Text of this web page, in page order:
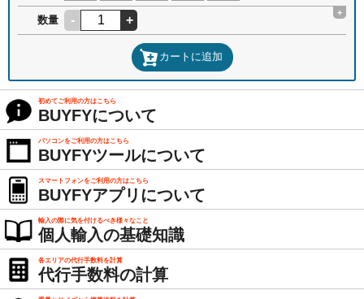
数量 - +
+
カートに追加
初めてご利用の方はこちら
BUYFYについて
パソコンをご利用の方はこちら
BUYFYツールについて
スマートフォンをご利用の方はこちら
BUYFYアプリについて
輸入の際に気を付けるべき様々なこと
個人輸入の基礎知識
各エリアの代行手数料を計算
代行手数料の計算